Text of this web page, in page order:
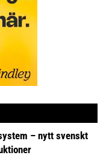
– nytt svenskt